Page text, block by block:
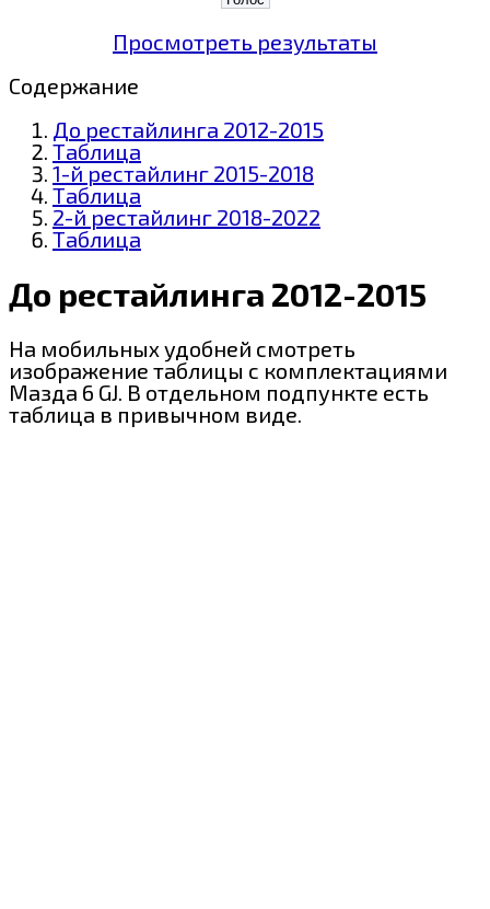
Просмотреть результаты
Содержание
До рестайлинга 2012-2015
Таблица
1-й рестайлинг 2015-2018
Таблица
2-й рестайлинг 2018-2022
Таблица
До рестайлинга 2012-2015
На мобильных удобней смотреть
изображение таблицы с комплектациями
Мазда 6 GJ. В отдельном подпункте есть
таблица в привычном виде.